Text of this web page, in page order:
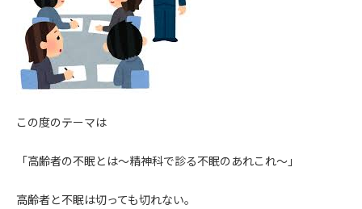
この度のテーマは
「高齢者の不眠とは～精神科で診る不眠のあれこれ～」
高齢者と不眠は切っても切れない。